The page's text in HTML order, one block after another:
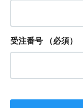
受注番号 （必須）